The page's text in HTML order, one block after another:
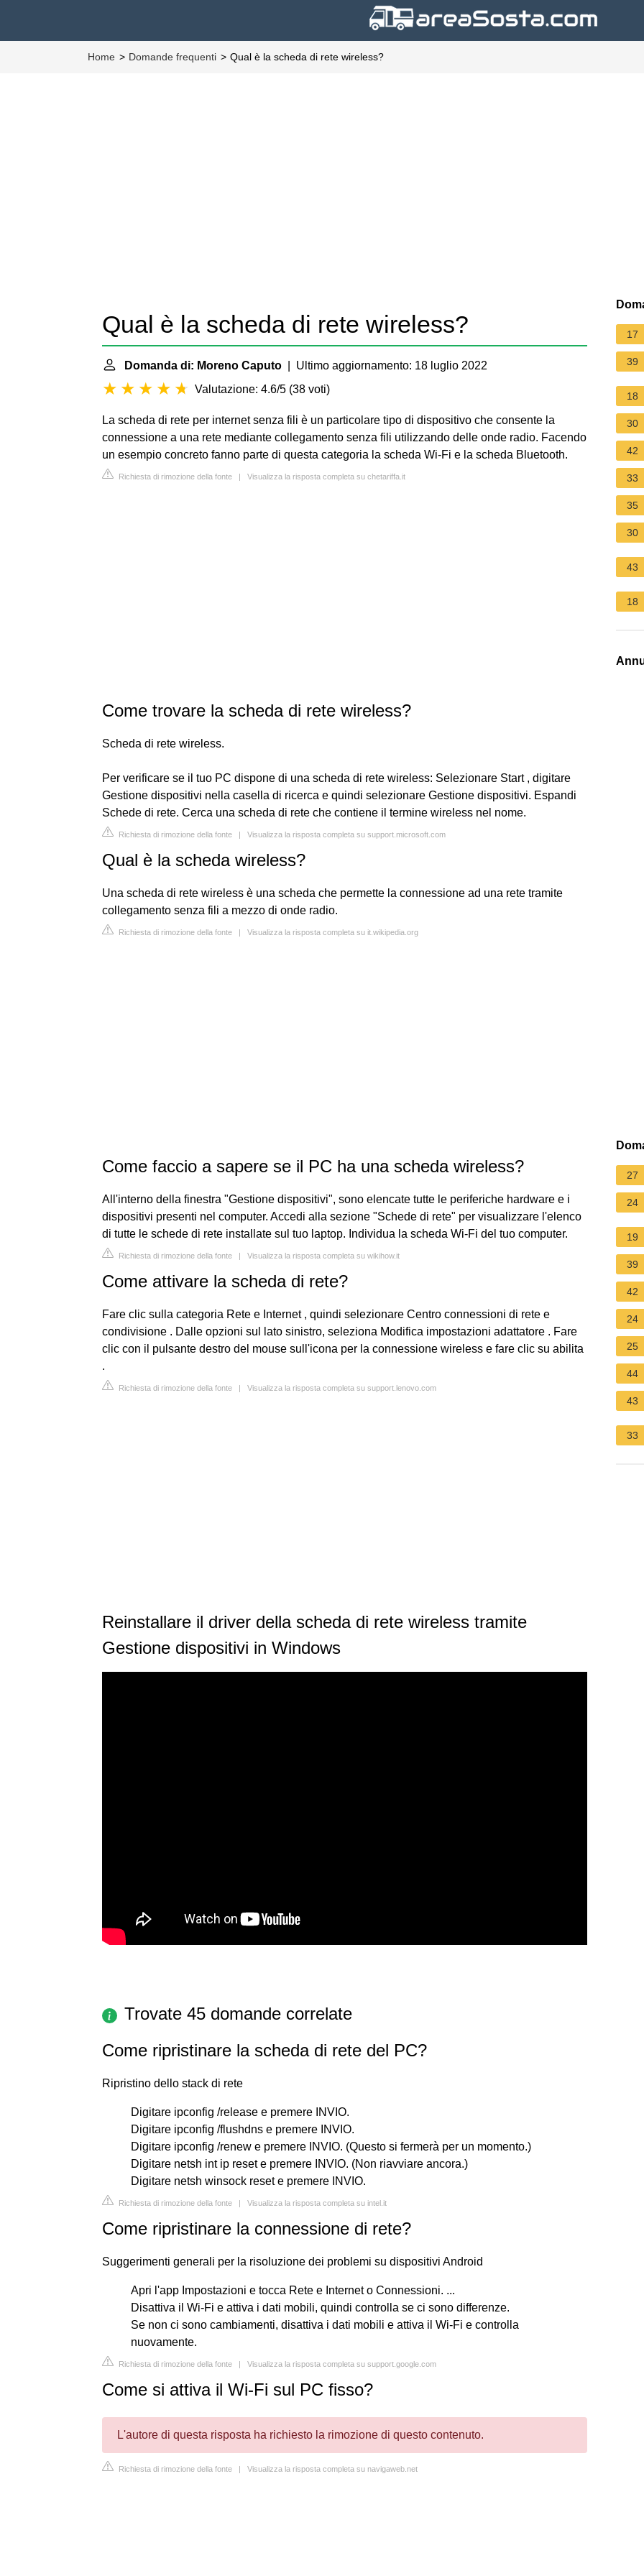
Home Domande frequenti Qual è la scheda di rete wireless?
Qual è la scheda di rete wireless?
Domanda di: Moreno Caputo | Ultimo aggiornamento: 18 luglio 2022
Valutazione: 4.6/5 (38 voti)
La scheda di rete per internet senza fili è un particolare tipo di dispositivo che consente la
connessione a una rete mediante collegamento senza fili utilizzando delle onde radio. Facendo
un esempio concreto fanno parte di questa categoria la scheda Wi-Fi e la scheda Bluetooth.
Richiesta di rimozione della fonte | Visualizza la risposta completa su chetariffa.it
Come trovare la scheda di rete wireless?
Scheda di rete wireless.
Per verificare se il tuo PC dispone di una scheda di rete wireless: Selezionare Start , digitare
Gestione dispositivi nella casella di ricerca e quindi selezionare Gestione dispositivi. Espandi
Schede di rete. Cerca una scheda di rete che contiene il termine wireless nel nome.
Richiesta di rimozione della fonte | Visualizza la risposta completa su support.microsoft.com
Qual è la scheda wireless?
Una scheda di rete wireless è una scheda che permette la connessione ad una rete tramite
collegamento senza fili a mezzo di onde radio.
Richiesta di rimozione della fonte | Visualizza la risposta completa su it.wikipedia.org
Come faccio a sapere se il PC ha una scheda wireless?
All'interno della finestra "Gestione dispositivi", sono elencate tutte le periferiche hardware e i
dispositivi presenti nel computer. Accedi alla sezione "Schede di rete" per visualizzare l'elenco
di tutte le schede di rete installate sul tuo laptop. Individua la scheda Wi-Fi del tuo computer.
Richiesta di rimozione della fonte | Visualizza la risposta completa su wikihow.it
Come attivare la scheda di rete?
Fare clic sulla categoria Rete e Internet , quindi selezionare Centro connessioni di rete e
condivisione . Dalle opzioni sul lato sinistro, seleziona Modifica impostazioni adattatore . Fare
clic con il pulsante destro del mouse sull'icona per la connessione wireless e fare clic su abilita
.
Richiesta di rimozione della fonte | Visualizza la risposta completa su support.lenovo.com
Reinstallare il driver della scheda di rete wireless tramite
Gestione dispositivi in Windows
Trovate 45 domande correlate
Come ripristinare la scheda di rete del PC?
Ripristino dello stack di rete
Digitare ipconfig /release e premere INVIO.
Digitare ipconfig /flushdns e premere INVIO.
Digitare ipconfig /renew e premere INVIO. (Questo si fermerà per un momento.)
Digitare netsh int ip reset e premere INVIO. (Non riavviare ancora.)
Digitare netsh winsock reset e premere INVIO.
Richiesta di rimozione della fonte | Visualizza la risposta completa su intel.it
Come ripristinare la connessione di rete?
Suggerimenti generali per la risoluzione dei problemi su dispositivi Android
Apri l'app Impostazioni e tocca Rete e Internet o Connessioni. ...
Disattiva il Wi-Fi e attiva i dati mobili, quindi controlla se ci sono differenze.
Se non ci sono cambiamenti, disattiva i dati mobili e attiva il Wi-Fi e controlla
nuovamente.
Richiesta di rimozione della fonte | Visualizza la risposta completa su support.google.com
Come si attiva il Wi-Fi sul PC fisso?
L'autore di questa risposta ha richiesto la rimozione di questo contenuto.
Richiesta di rimozione della fonte | Visualizza la risposta completa su navigaweb.net
17
39
18
30
42
33
35
30
43
18
27
24
19
39
42
24
25
44
43
33